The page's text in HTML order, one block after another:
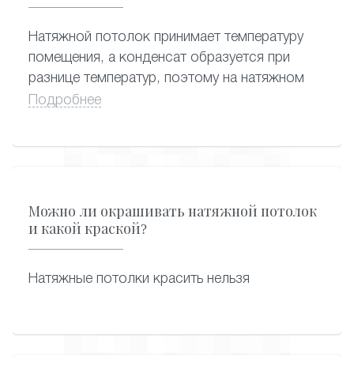
Натяжной потолок принимает температуру
помещения, а конденсат образуется при
разнице температур, поэтому на натяжном
потолке не собирается конденсат.
Подробнее
Можно ли окрашивать натяжной потолок
и какой краской?
Натяжные потолки красить нельзя